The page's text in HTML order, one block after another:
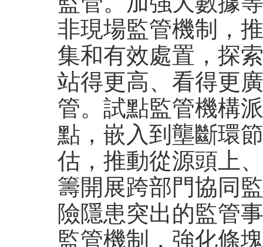
非現場監管機制，
集和有效處置，探
站得更高、看得更
管。試點監管機構
點，嵌入到壟斷環
估，推動從源頭上
籌開展跨部門協同
險隱患突出的監管
監管機制，強化條